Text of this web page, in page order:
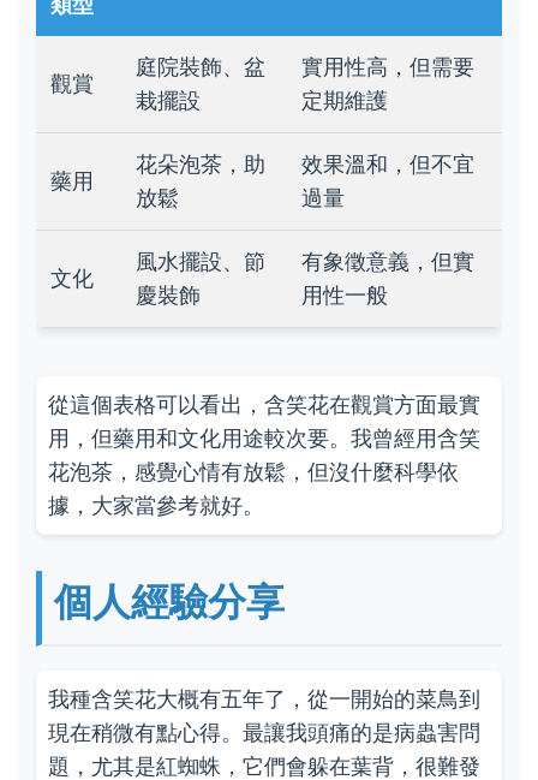
觀賞
庭院裝飾、盆
栽擺設
實用性高，但需要
定期維護
藥用
花朵泡茶，助
放鬆
效果溫和，但不宜
過量
文化
風水擺設、節
慶裝飾
有象徵意義，但實
用性一般
從這個表格可以看出，含笑花在觀賞方面最實
用，但藥用和文化用途較次要。我曾經用含笑
花泡茶，感覺心情有放鬆，但沒什麼科學依
據，大家當參考就好。
個人經驗分享
我種含笑花大概有五年了，從一開始的菜鳥到
現在稍微有點心得。最讓我頭痛的是病蟲害問
題，尤其是紅蜘蛛，它們會躲在葉背，很難發